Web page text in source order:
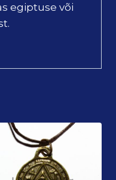
egiptuse või